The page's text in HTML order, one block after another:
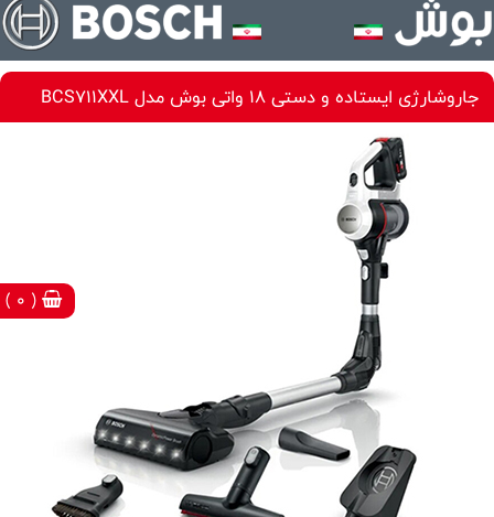
( 0 )
جاروشارژی ايستاده و دستی 18 واتی بوش مدل BCS711XXL